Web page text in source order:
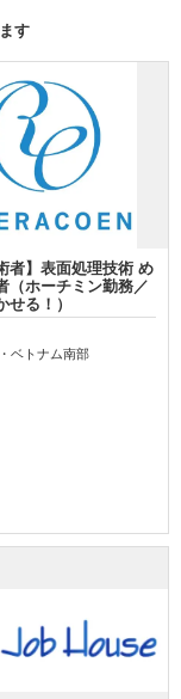
す
者】表面処理技術 め
（ホーチミン勤務／
る！）
ベトナム南部